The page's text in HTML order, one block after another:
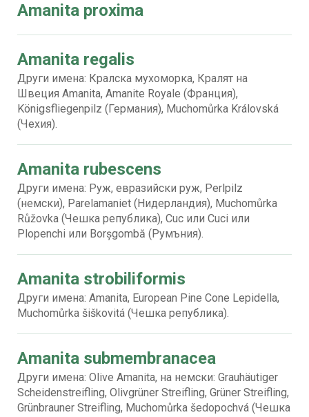
Amanita proxima
Amanita regalis
Други имена: Кралска мухоморка, Кралят на
Швеция Amanita, Amanite Royale (Франция),
Königsfliegenpilz (Германия), Muchomůrka Královská
(Чехия).
Amanita rubescens
Други имена: Руж, евразийски руж, Perlpilz
(немски), Parelamaniet (Нидерландия), Muchomůrka
Růžovka (Чешка република), Cuc или Cuci или
Plopenchi или Borșgombă (Румъния).
Amanita strobiliformis
Други имена: Amanita, European Pine Cone Lepidella,
Muchomůrka šiškovitá (Чешка република).
Amanita submembranacea
Други имена: Olive Amanita, на немски: Grauhäutiger
Scheidenstreifling, Olivgrüner Streifling, Grüner Streifling,
Grünbrauner Streifling, Muchomůrka šedopochvá (Чешка